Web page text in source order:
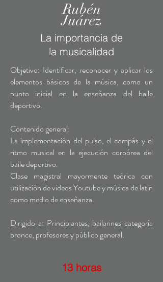
Rubén
Juárez
La importancia de
la musicalidad
Objetivo: Identificar, reconocer y aplicar los
elementos básicos de la música, como un
punto inicial en la enseñanza del baile
deportivo.
Contenido general:
La implementación del pulso, el compás y el
ritmo musical en la ejecución corpórea del
baile deportivo.
Clase magistral mayormente teórica con
utilización de videos Youtube y música de latin
como medio de enseñanza.
Dirigido a: Principiantes, bailarines categoría
bronce, profesores y público general.
13 horas